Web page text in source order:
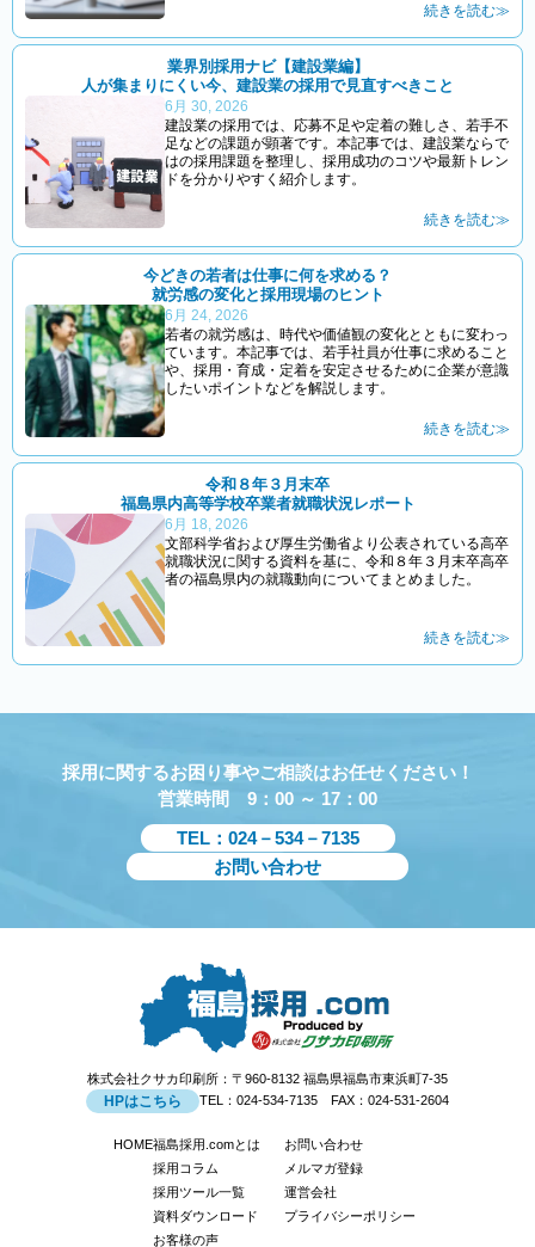
続きを読む≫
業界別採用ナビ【建設業編】
人が集まりにくい今、建設業の採用で見直すべきこと
6月 30, 2026
建設業の採用では、応募不足や定着の難しさ、若手不
足などの課題が顕著です。本記事では、建設業ならで
はの採用課題を整理し、採用成功のコツや最新トレン
ドを分かりやすく紹介します。
続きを読む≫
今どきの若者は仕事に何を求める？
就労感の変化と採用現場のヒント
6月 24, 2026
若者の就労感は、時代や価値観の変化とともに変わっ
ています。本記事では、若手社員が仕事に求めること
や、採用・育成・定着を安定させるために企業が意識
したいポイントなどを解説します。
続きを読む≫
令和８年３月末卒
福島県内高等学校卒業者就職状況レポート
6月 18, 2026
文部科学省および厚生労働省より公表されている高卒
就職状況に関する資料を基に、令和８年３月末卒高卒
者の福島県内の就職動向についてまとめました。
続きを読む≫
採用に関するお困り事やご相談はお任せください！
営業時間 9：00 ～ 17：00
TEL：024－534－7135
お問い合わせ
株式会社クサカ印刷所：〒960-8132 福島県福島市東浜町7-35
HPはこちら TEL：024-534-7135 FAX：024-531-2604
HOME福島採用.comとは
採用コラム
採用ツール一覧
資料ダウンロード
お客様の声
お問い合わせ
メルマガ登録
運営会社
プライバシーポリシー